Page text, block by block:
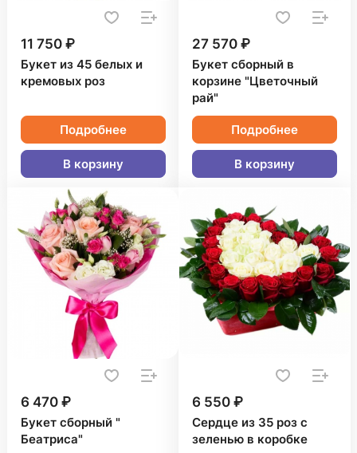
11 750 ₽
Букет из 45 белых и
кремовых роз
Подробнее
В корзину
27 570 ₽
Букет сборный в
корзине "Цветочный
рай"
Подробнее
В корзину
6 470 ₽
Букет сборный "
Беатриса"
6 550 ₽
Сердце из 35 роз с
зеленью в коробке